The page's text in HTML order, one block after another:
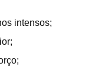
intensos;